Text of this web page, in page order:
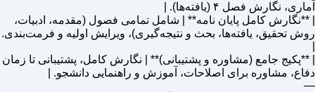
آماری، نگارش فصل ۴ (یافته‌ها). |
| **نگارش کامل پایان نامه** | شامل تمامی فصول (مقدمه، ادبیات،
روش تحقیق، یافته‌ها، بحث و نتیجه‌گیری)، ویرایش اولیه و فرمت‌بندی.
| **پکیج جامع (مشاوره و پشتیبانی)** | نگارش کامل، پشتیبانی تا زمان
دفاع، مشاوره برای اصلاحات، آموزش و راهنمایی دانشجو. |
—